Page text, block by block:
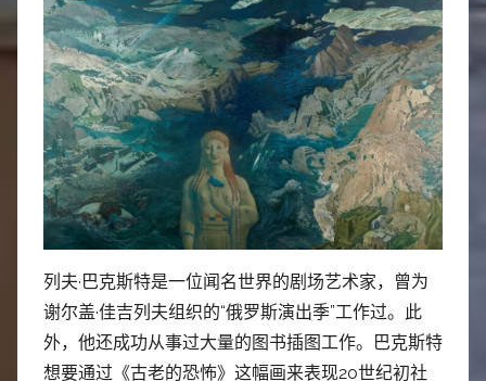
列夫·巴克斯特是一位闻名世界的剧场艺术家，曾为
谢尔盖·佳吉列夫组织的“俄罗斯演出季”工作过。此
外，他还成功从事过大量的图书插图工作。巴克斯特
想要通过《古老的恐怖》这幅画来表现20世纪初社